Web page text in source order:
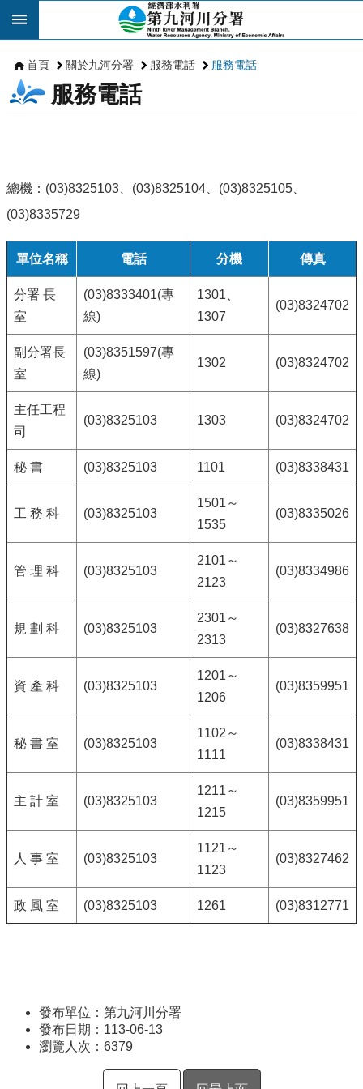
跳到主要內容區塊
首頁 關於九河分署 服務電話 服務電話
服務電話
總機：(03)8325103、(03)8325104、(03)8325105、
(03)8335729
單位名稱 電話 分機 傳真
分署 長
室
(03)8333401(專
線)
1301、
1307
(03)8324702
副分署長
室
(03)8351597(專
線)
1302 (03)8324702
主任工程
司
(03)8325103 1303 (03)8324702
秘 書 (03)8325103 1101 (03)8338431
工 務 科 (03)8325103
1501～
1535
(03)8335026
管 理 科 (03)8325103
2101～
2123
(03)8334986
規 劃 科 (03)8325103
2301～
2313
(03)8327638
資 產 科 (03)8325103
1201～
1206
(03)8359951
秘 書 室 (03)8325103
1102～
1111
(03)8338431
主 計 室 (03)8325103
1211～
1215
(03)8359951
人 事 室 (03)8325103
1121～
1123
(03)8327462
政 風 室 (03)8325103 1261 (03)8312771
發布單位：第九河川分署
發布日期：113-06-13
瀏覽人次： 6379